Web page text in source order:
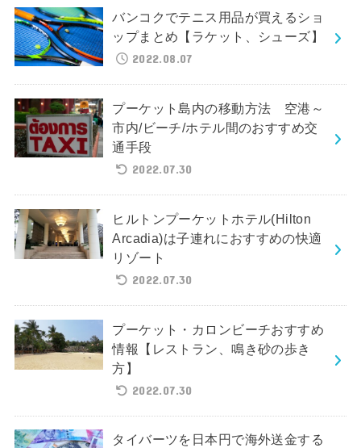
バンコクでテニス用品が買えるショ
ップまとめ【ラケット、シューズ】
2022.08.07
プーケット島内の移動方法 空港～
市内/ビーチ/ホテル間のおすすめ交
通手段
2022.07.30
ヒルトンプーケットホテル(Hilton
Arcadia)は子連れにおすすめの快適
リゾート
2022.07.30
プーケット・カロンビーチおすすめ
情報【レストラン、鳴き砂の歩き
方】
2022.07.30
タイバーツを日本円で海外送金する